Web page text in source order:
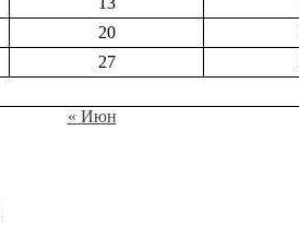
20
27
« Июн